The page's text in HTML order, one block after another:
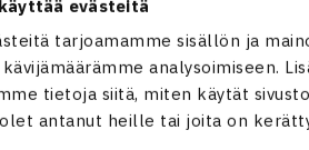
evästeitä
tarjoamamme sisällön ja
analysoimiseen.
tietoja siitä, miten käytät
antanut heille tai joita on